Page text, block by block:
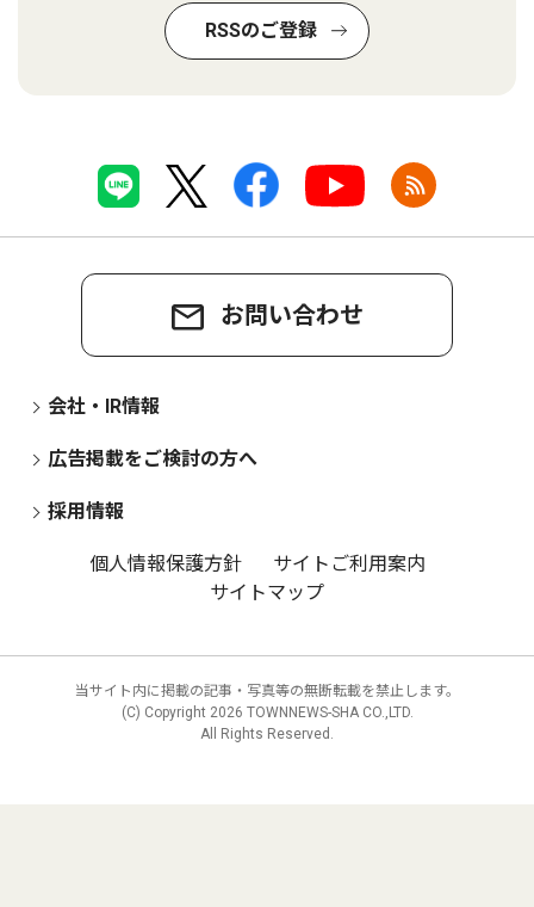
RSSのご登録
お問い合わせ
会社・IR情報
広告掲載をご検討の方へ
採用情報
個人情報保護方針
サイトご利用案内
サイトマップ
当サイト内に掲載の記事・写真等の無断転載を禁止します。
(C) Copyright 2026 TOWNNEWS-SHA CO.,LTD.
All Rights Reserved.